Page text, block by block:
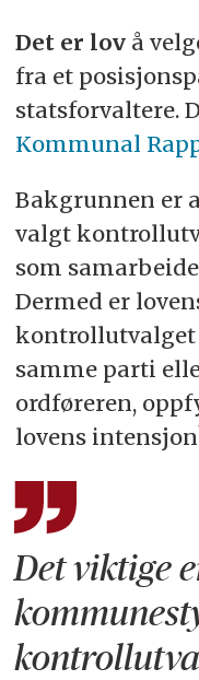
Det er lovå
fra et
statsforvaltere.
Kommunal
Bakgrunnen er
valgt
som
Dermed er
samme parti
ordføreren,
lovens
Det viktige